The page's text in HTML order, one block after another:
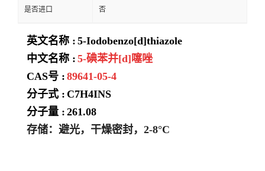
是否进口 否
英文名称 : 5-Iodobenzo[d]thiazole
中文名称 : 5-碘苯并[d]噻唑
CAS号 : 89641-05-4
分子式 : C7H4INS
分子量 : 261.08
存储：避光，干燥密封，2-8°C